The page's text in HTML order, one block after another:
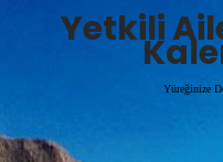
Yetkili
Yüreğinize